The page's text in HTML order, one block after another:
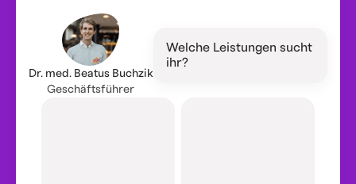
Dr. med. Beatus Buchzik
Geschäftsführer
Welche Leistungen sucht
ihr?